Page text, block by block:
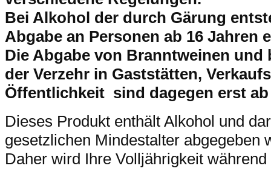
Bei Alkohol der durch Gärung
Abgabe an Personen ab 16 Jahren
Die Abgabe von Branntweinen
der Verzehr in Gaststätten,
Öffentlichkeit sind dagegen erst
Dieses Produkt enthält Alkohol und
gesetzlichen Mindestalter abgegeben
Daher wird Ihre Volljährigkeit